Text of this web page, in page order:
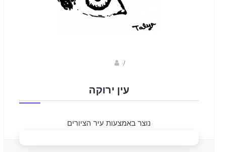
/
עין ירוקה
נוצר באמצעות עיר הציורים